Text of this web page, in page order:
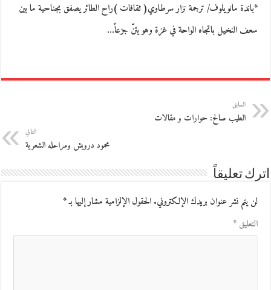
*باندة مانويلوف/ ترجمة نزار سرطاوي( ثقافات )راح الطائر يصفق بجناحية ما بين
سعف النخيل باتجاه الواحة في غزة وهو يئنّ جزعاً…
السابق
الطيب صالح: حوارات و مقالات
التالي
محمود درويش ومراحله الشعرية
اترك تعليقاً
لن يتم نشر عنوان بريدك الإلكتروني.الحقول الإلزامية مشار إليها بـ*
التعليق*